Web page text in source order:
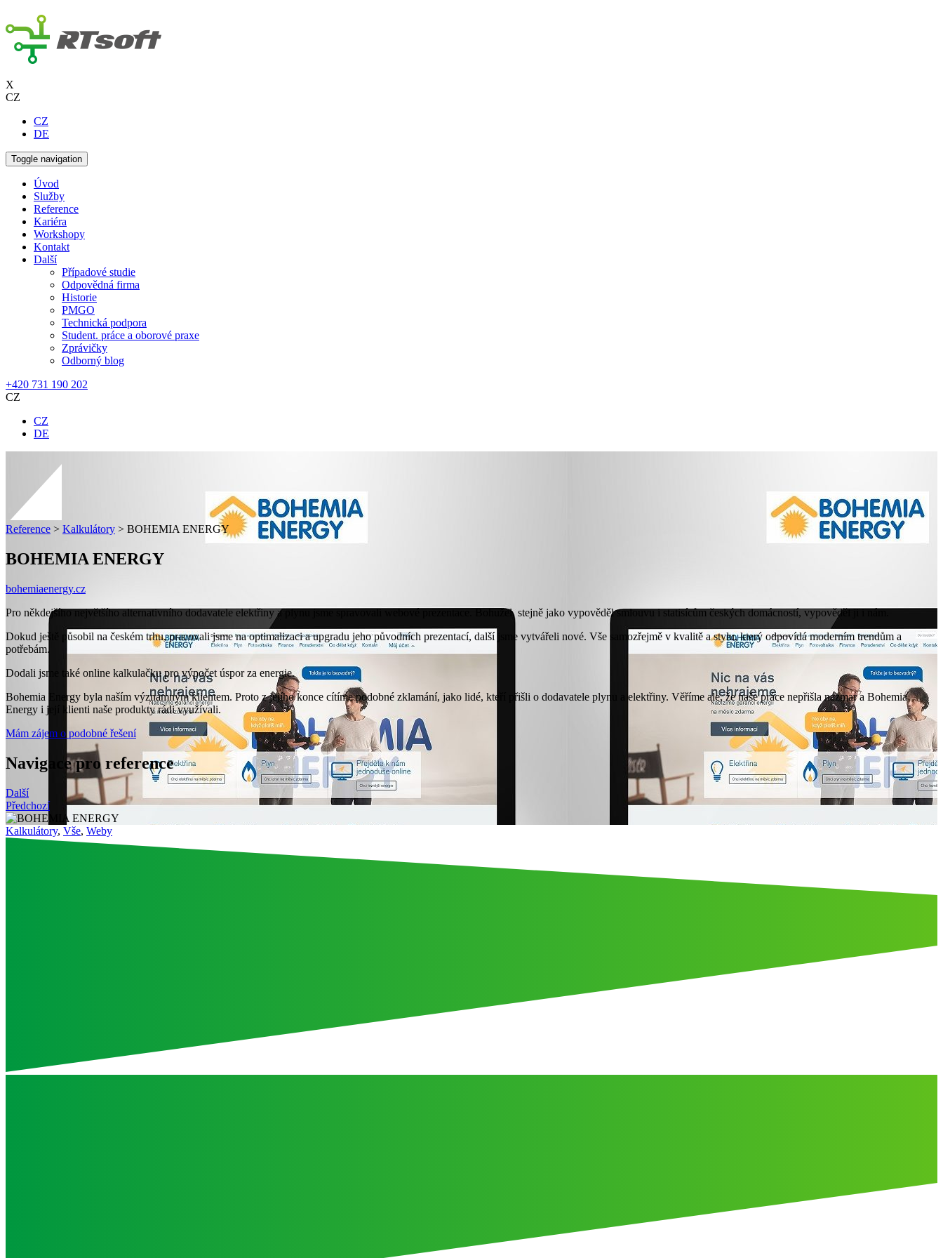
X
CZ
CZ
DE
Toggle navigation
Úvod
Služby
Reference
Kariéra
Workshopy
Kontakt
Další
Případové studie
Odpovědná firma
Historie
PMGO
Technická podpora
Student. práce a oborové praxe
Zprávičky
Odborný blog
+420 731 190 202
CZ
CZ
DE
Reference > Kalkulátory > BOHEMIA ENERGY
BOHEMIA ENERGY
bohemiaenergy.cz
Pro někdejšího největšího alternativního dodavatele elektřiny a plynu jsme spravovali webové prezentace. Bohužel, stejně jako vypověděl smlouvu i statisícům českých domácností, vypověděl ji i nám.
Dokud ještě působil na českém trhu, pracovali jsme na optimalizaci a upgradu jeho původních prezentací, další jsme vytvářeli nové. Vše samozřejmě v kvalitě a stylu, který odpovídá moderním trendům a
potřebám.
Dodali jsme také online kalkulačku pro výpočet úspor za energie.
Bohemia Energy byla naším významným klientem. Proto z jejího konce cítíme podobné zklamání, jako lidé, kteří přišli o dodavatele plynu a elektřiny. Věříme ale, že naše práce nepřišla nazmar a Bohemia
Energy i její klienti naše produkty rádi využívali.
Mám zájem o podobné řešení
Navigace pro reference
Další
Předchozí
Kalkulátory, Vše, Weby